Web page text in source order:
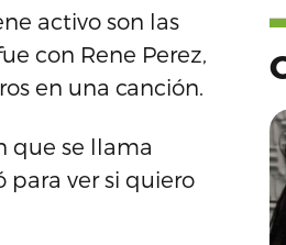
activo son las
con Rene Perez,
en una canción.
que se llama
para ver si quiero